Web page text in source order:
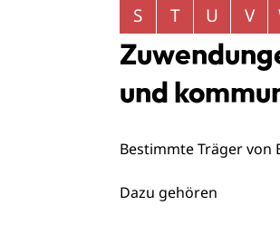
S
T U V
und
Bestimmte Träger von
Dazu gehören